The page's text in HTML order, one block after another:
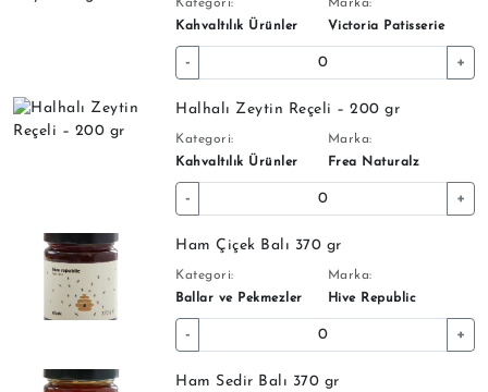
Kategori:
Kahvaltılık Ürünler
Marka:
Victoria Patisserie
- +
Halhalı Zeytin Reçeli – 200 gr
Kategori:
Kahvaltılık Ürünler
Marka:
Frea Naturalz
- +
Ham Çiçek Balı 370 gr
Kategori:
Ballar ve Pekmezler
Marka:
Hive Republic
- +
Ham Sedir Balı 370 gr